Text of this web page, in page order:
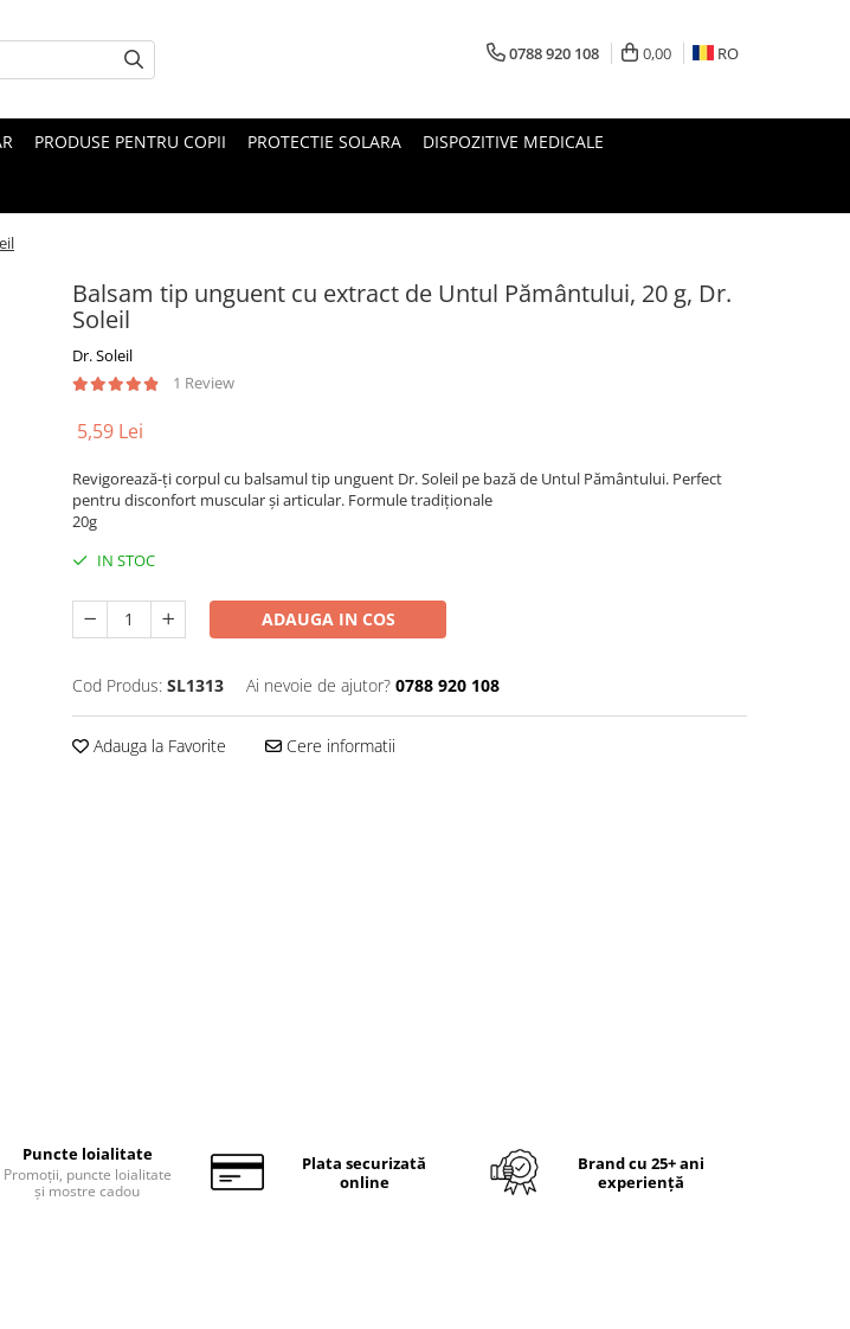
0788 920 108 0,00 RO
PRODUSE PENTRU COPII PROTECTIE SOLARA DISPOZITIVE MEDICALE
Balsam tip unguent cu extract de Untul Pământului, 20 g, Dr.
Soleil
Dr. Soleil
1 Review
5,59 Lei
Revigorează-ți corpul cu balsamul tip unguent Dr. Soleil pe bază de Untul Pământului. Perfect
pentru disconfort muscular și articular. Formule tradiționale
20g
IN STOC
ADAUGA IN COS
Cod Produs: SL1313 Ai nevoie de ajutor? 0788 920 108
Adauga la Favorite Cere informatii
Puncte loialitate
Promoții, puncte loialitate
și mostre cadou
Plata securizată
online
Brand cu 25+ ani
experiență